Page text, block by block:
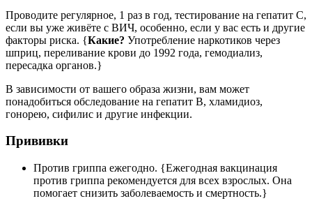
Проводите регулярное, 1 раз в год, тестирование на гепатит С,
если вы уже живёте с ВИЧ, особенно, если у вас есть и другие
факторы риска. {Какие? Употребление наркотиков через
шприц, переливание крови до 1992 года, гемодиализ,
пересадка органов.}
В зависимости от вашего образа жизни, вам может
понадобиться обследование на гепатит В, хламидиоз,
гонорею, сифилис и другие инфекции.
Прививки
Против гриппа ежегодно. {Ежегодная вакцинация
против гриппа рекомендуется для всех взрослых. Она
помогает снизить заболеваемость и смертность.}